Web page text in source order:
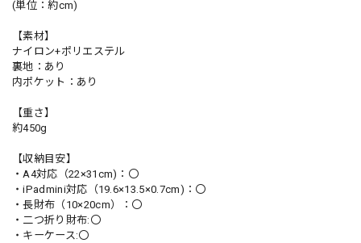
(単位：約cm)
【素材】
ナイロン+ポリエステル
裏地：あり
内ポケット：あり
【重さ】
約450g
【収納目安】
・A4対応（22×31cm)：〇
・iPadmini対応（19.6×13.5×0.7cm)：〇
・長財布（10×20cm）：〇
・二つ折り財布:〇
・キーケース:〇